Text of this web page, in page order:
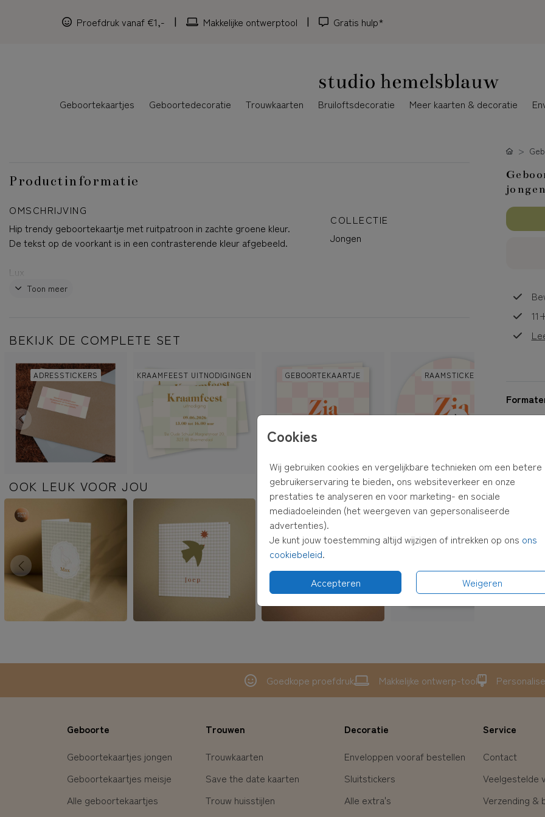
Proefdruk vanaf €1,- Makkelijke ontwerptool Gratis hulp*
Geboortekaartjes Geboortedecoratie Trouwkaarten Bruiloftsdecoratie Meer kaarten & decoratie
Cookies
Wij gebruiken cookies en vergelijkbare technieken om een betere
gebruikerservaring te bieden, ons websiteverkeer en onze
prestaties te analyseren en voor marketing- en sociale
mediadoeleinden (het weergeven van gepersonaliseerde
advertenties).
Je kunt jouw toestemming altijd wijzigen of intrekken op ons ons
cookiebeleid.
Accepteren
Weigeren
Productinformatie
OMSCHRIJVING
Hip trendy geboortekaartje met ruitpatroon in zachte groene kleur.
De tekst op de voorkant is in een contrasterende kleur afgebeeld.
Lux
Toon meer
COLLECTIE
Jongen
BEKIJK DE COMPLETE SET
ADRESSTICKERS KRAAMFEEST UITNODIGINGEN GEBOORTEKAARTJE RAAMSTICKER
OOK LEUK VOOR JOU
jongen
Goedkope proefdruk Makkelijke ontwerp-tool
Geboorte
Geboortekaartjes jongen
Geboortekaartjes meisje
Alle geboortekaartjes
Trouwen
Trouwkaarten
Save the date kaarten
Trouw huisstijlen
Decoratie
Enveloppen vooraf bestellen
Sluitstickers
Alle extra's
Service
Contact
Veelgestelde
Verzending &